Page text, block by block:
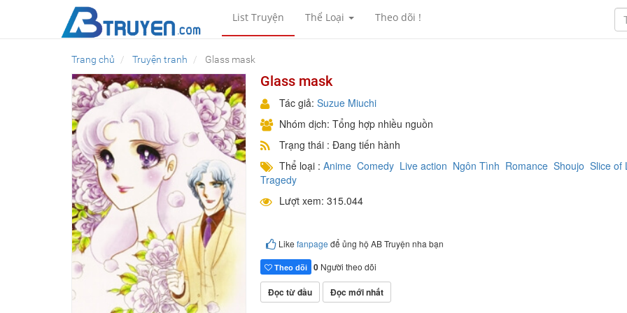
List Truyện Thể Loại Theo dõi !
Trang chủ Truyện tranh Glass mask
Glass mask
Tác giả: Suzue Miuchi
Nhóm dịch: Tổng hợp nhiều nguồn
Trạng thái : Đang tiến hành
Thể loại : Anime Comedy Live action Ngôn Tình Romance Shoujo Slice of
Tragedy
Lượt xem: 315.044
Like fanpage để ủng hộ AB Truyện nha bạn
Theo dõi 0 Người theo dõi
Đọc từ đầu Đọc mới nhất